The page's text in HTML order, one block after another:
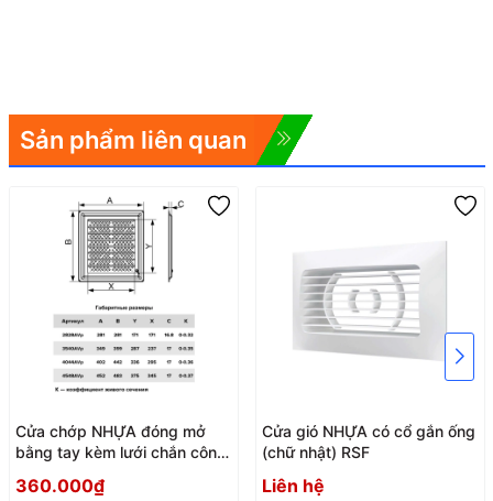
Sản phẩm liên quan
Cửa chớp NHỰA đóng mở
bằng tay kèm lưới chắn côn
360.000₫
Cửa gió NHỰA có cổ gắn ống
(chữ nhật) RSF
Liên hệ